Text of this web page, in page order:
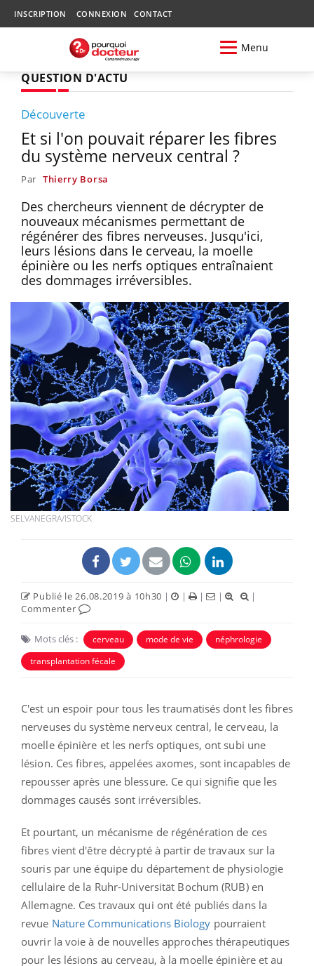
INSCRIPTION CONNEXION CONTACT
Menu
QUESTION D'ACTU
Découverte
Et si l'on pouvait réparer les fibres
du système nerveux central ?
Par Thierry Borsa
Des chercheurs viennent de décrypter de
nouveaux mécanismes permettant de
régénérer des fibres nerveuses. Jusqu'ici,
leurs lésions dans le cerveau, la moelle
épinière ou les nerfs optiques entraînaient
des dommages irréversibles.
SELVANEGRA/ISTOCK
Publié le 26.08.2019 à 10h30 | | | |
|
Commenter
Mots clés : cerveau mode de vie
néphrologie
transplantation fécale
C'est un espoir pour tous les traumatisés dont les fibres
nerveuses du système nerveux central, le cerveau, la
moelle épinière et les nerfs optiques, ont subi une
lésion. Ces fibres, appelées axomes, sont incapables de
repousser après une blessure. Ce qui signifie que les
dommages causés sont irréversibles.
Et pourtant, un mécanisme de régénération de ces
fibres vient d'être décrypté à partir de travaux sur la
souris par une équipe du département de physiologie
cellulaire de la Ruhr-Universität Bochum (RUB) en
Allemagne. Ces travaux qui ont été publiés dans la
revue Nature Communications Biology pourraient
ouvrir la voie à de nouvelles approches thérapeutiques
pour les lésions au cerveau, à la moelle épinière et au